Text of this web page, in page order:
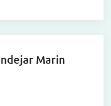
Marin